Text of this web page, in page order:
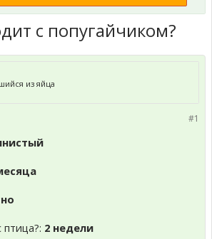
с попугайчиком?
из яйца
#1
птица?: 2 недели